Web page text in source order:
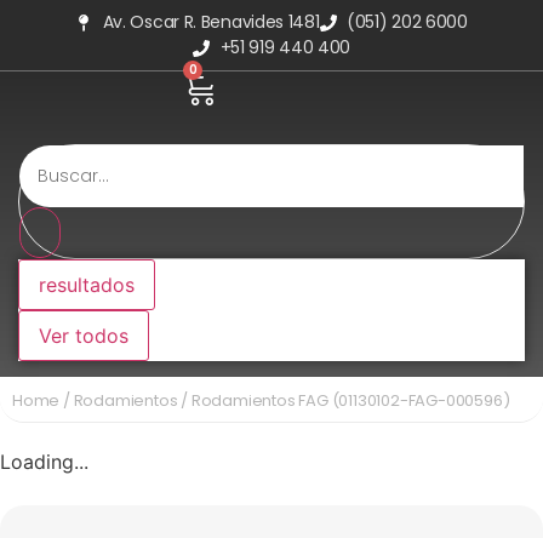
Av. Oscar R. Benavides 1481
(051) 202 6000
+51 919 440 400
0
resultados
Ver todos
Home / Rodamientos / Rodamientos FAG (01130102-FAG-000596)
Loading...